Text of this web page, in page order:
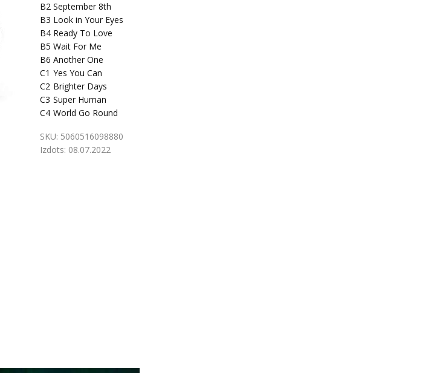
B2 September 8th
B3 Look in Your Eyes
B4 Ready To Love
B5 Wait For Me
B6 Another One
C1 Yes You Can
C2 Brighter Days
C3 Super Human
C4 World Go Round
SKU: 5060516098880
Izdots: 08.07.2022